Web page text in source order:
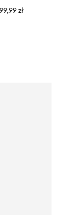
99,99 zł